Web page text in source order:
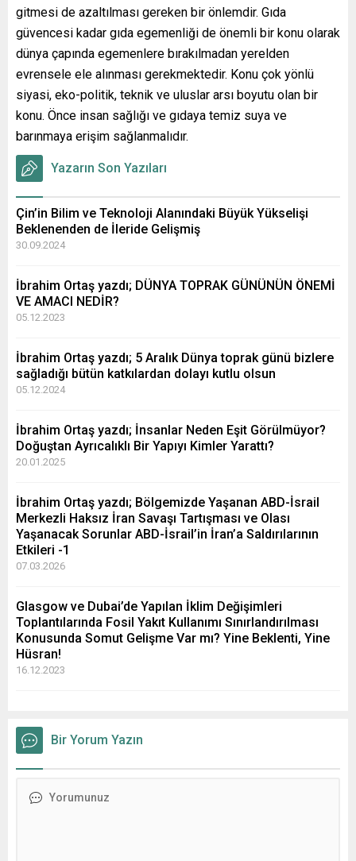
gitmesi de azaltılması gereken bir önlemdir. Gıda
güvencesi kadar gıda egemenliği de önemli bir konu olarak
dünya çapında egemenlere bırakılmadan yerelden
evrensele ele alınması gerekmektedir. Konu çok yönlü
siyasi, eko-politik, teknik ve uluslar arsı boyutu olan bir
konu. Önce insan sağlığı ve gıdaya temiz suya ve
barınmaya erişim sağlanmalıdır.
Yazarın Son Yazıları
Çin’in Bilim ve Teknoloji Alanındaki Büyük Yükselişi
Beklenenden de İleride Gelişmiş
30.09.2024
İbrahim Ortaş yazdı; DÜNYA TOPRAK GÜNÜNÜN ÖNEMİ
VE AMACI NEDİR?
05.12.2023
İbrahim Ortaş yazdı; 5 Aralık Dünya toprak günü bizlere
sağladığı bütün katkılardan dolayı kutlu olsun
05.12.2024
İbrahim Ortaş yazdı; İnsanlar Neden Eşit Görülmüyor?
Doğuştan Ayrıcalıklı Bir Yapıyı Kimler Yarattı?
20.01.2025
İbrahim Ortaş yazdı; Bölgemizde Yaşanan ABD-İsrail
Merkezli Haksız İran Savaşı Tartışması ve Olası
Yaşanacak Sorunlar ABD-İsrail’in İran’a Saldırılarının
Etkileri -1
07.03.2026
Glasgow ve Dubai’de Yapılan İklim Değişimleri
Toplantılarında Fosil Yakıt Kullanımı Sınırlandırılması
Konusunda Somut Gelişme Var mı? Yine Beklenti, Yine
Hüsran!
16.12.2023
Bir Yorum Yazın